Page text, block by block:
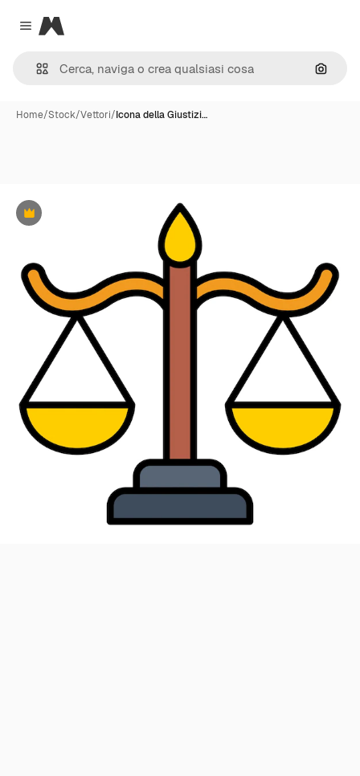
Close menu
Magnific
Cerca
Home/Stock/Vettori/Icona della Giustizi…
Premium